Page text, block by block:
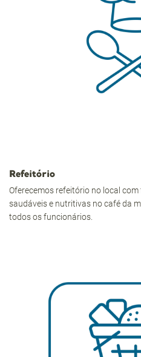
Refeitório
Oferecemos refeitório no local
saudáveis e nutritivas no café da
todos os funcionários.